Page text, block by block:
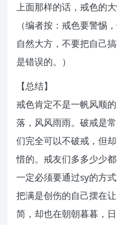
上面那样的话，戒色的
（编者按：戒色要警惕
自然大方，不要把自己
是错误的。）
【总结】
戒色肯定不是一帆风顺
落，风风雨雨。破戒是
们完全可以不破戒，但
惜的。戒友们多多少少
一定必须要通过sy的方
把满是创伤的自己摆在
简，却也在朝朝暮暮，